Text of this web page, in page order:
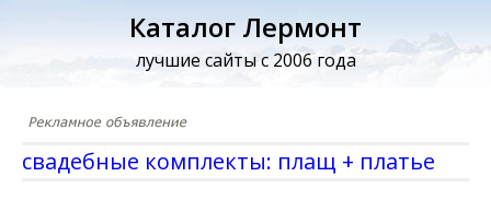
Каталог Лермонт
лучшие сайты с 2006 года
свадебные комплекты: плащ + платье